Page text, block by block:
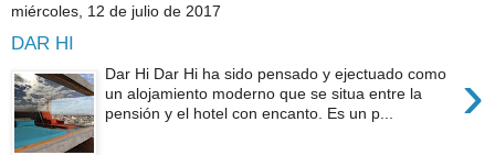
miércoles, 12 de julio de 2017
DAR HI
›
Dar Hi Dar Hi ha sido pensado y ejectuado como
un alojamiento moderno que se situa entre la
pensión y el hotel con encanto. Es un p...